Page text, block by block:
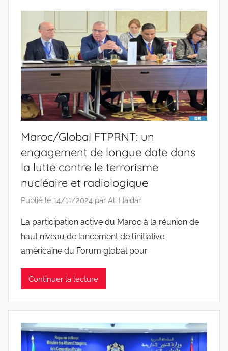
Maroc/Global FTPRNT: un
engagement de longue date dans
la lutte contre le terrorisme
nucléaire et radiologique
Publié le 14/11/2024 par Ali Haidar
La participation active du Maroc à la réunion de
haut niveau de lancement de l’initiative
américaine du Forum global pour
Continuer la lecture